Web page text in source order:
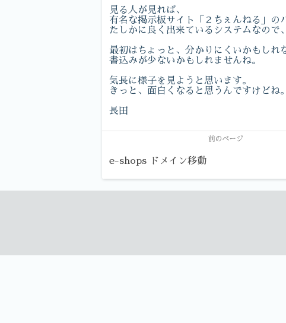
見る人が見れば、
有名な掲示板サイト「２ちぇんねる」の
たしかに良く出来ているシステムなので
最初はちょっと、分かりにくいかもしれ
書込みが少ないかもしれませんね。
気長に様子を見ようと思います。
きっと、面白くなると思うんですけどね。
長田
前のページ
e-shops ドメイン移動